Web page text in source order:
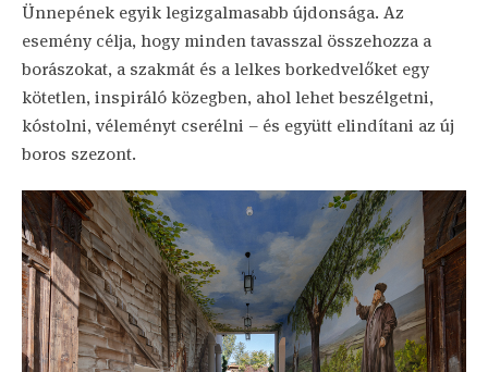
Ünnepének egyik legizgalmasabb újdonsága. Az
esemény célja, hogy minden tavasszal összehozza a
borászokat, a szakmát és a lelkes borkedvelőket egy
kötetlen, inspiráló közegben, ahol lehet beszélgetni,
kóstolni, véleményt cserélni – és együtt elindítani az új
boros szezont.